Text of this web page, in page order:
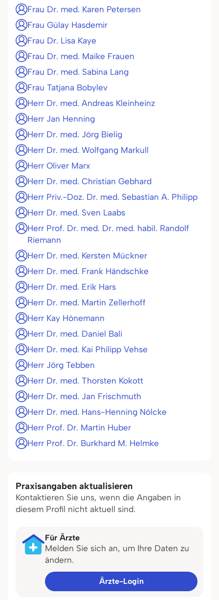
Frau Dr. med. Karen Petersen
Frau Gülay Hasdemir
Frau Dr. Lisa Kaye
Frau Dr. med. Maike Frauen
Frau Dr. med. Sabina Lang
Frau Tatjana Bobylev
Herr Dr. med. Andreas Kleinheinz
Herr Jan Henning
Herr Dr. med. Jörg Bielig
Herr Dr. med. Wolfgang Markull
Herr Oliver Marx
Herr Dr. med. Christian Gebhard
Herr Priv.-Doz. Dr. med. Sebastian A. Philipp
Herr Dr. med. Sven Laabs
Herr Prof. Dr. med. Dr. med. habil. Randolf
Riemann
Herr Dr. med. Kersten Mückner
Herr Dr. med. Frank Händschke
Herr Dr. med. Erik Hars
Herr Dr. med. Martin Zellerhoff
Herr Kay Hönemann
Herr Dr. med. Daniel Bali
Herr Dr. med. Kai Philipp Vehse
Herr Jörg Tebben
Herr Dr. med. Thorsten Kokott
Herr Dr. med. Jan Frischmuth
Herr Dr. med. Hans-Henning Nölcke
Herr Prof. Dr. Martin Huber
Herr Prof. Dr. Burkhard M. Helmke
Praxisangaben aktualisieren
Kontaktieren Sie uns, wenn die Angaben in
diesem Profil nicht aktuell sind.
Für Ärzte
Melden Sie sich an, um Ihre Daten zu
ändern.
Ärzte-Login